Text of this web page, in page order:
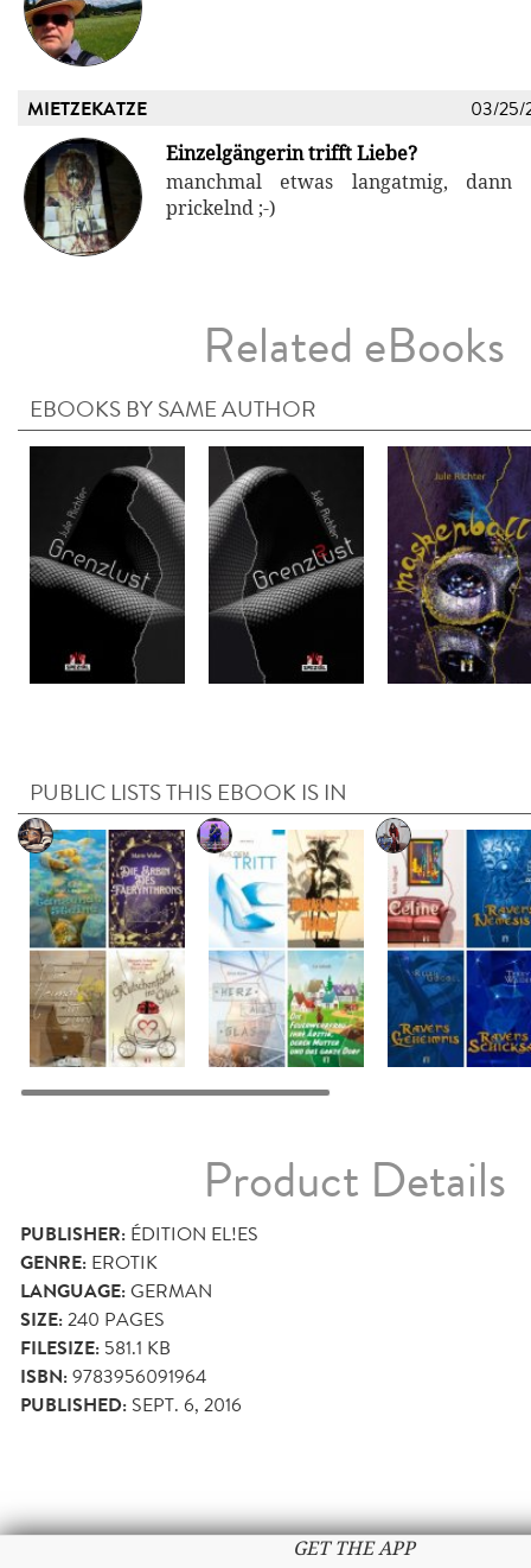
MIETZEKATZE 03/25/
Einzelgängerin trifft Liebe?
manchmal etwas langatmig, dann
prickelnd ;-)
Related eBooks
EBOOKS BY SAME AUTHOR
PUBLIC LISTS THIS EBOOK IS IN
Product Details
PUBLISHER: ÉDITION EL!ES
GENRE: EROTIK
LANGUAGE:GERMAN
SIZE:240 PAGES
FILESIZE: 581.1 KB
ISBN:9783956091964
PUBLISHED: SEPT. 6, 2016
GET THE APP